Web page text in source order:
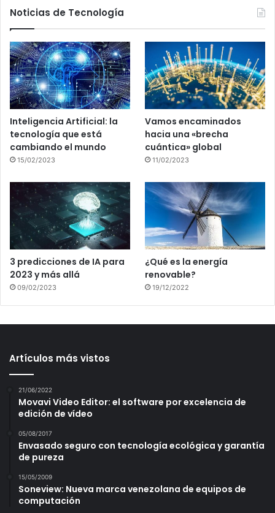
Noticias de Tecnología
Inteligencia Artificial: la
tecnología que está
cambiando el mundo
15/02/2023
Vamos encaminados
hacia una «brecha
cuántica» global
11/02/2023
3 predicciones de IA para
2023 y más allá
09/02/2023
¿Qué es la energía
renovable?
19/12/2022
Artículos más vistos
21/06/2022
Movavi Video Editor: el software por excelencia de
edición de vídeo
05/08/2017
Envasado seguro con tecnología ecológica y garantía
de pureza
15/05/2009
Soneview: Nueva marca venezolana de equipos de
computación